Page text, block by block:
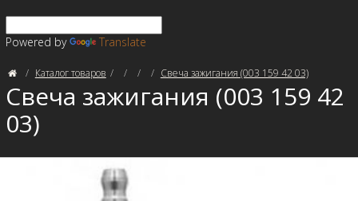
Powered by Translate
Каталог товаров Свеча зажигания (003 159 42 03)
Свеча зажигания (003 159 42
03)